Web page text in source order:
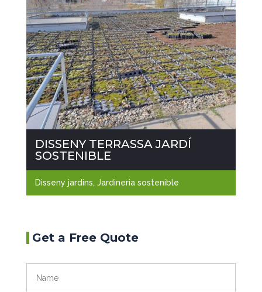
DISSENY TERRASSA JARDÍ
SOSTENIBLE
Disseny jardins, Jardineria sostenible
Get a Free Quote